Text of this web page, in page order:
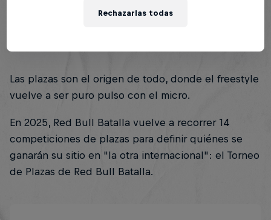
Las plazas son el origen de todo, donde el freestyle
vuelve a ser puro pulso con el micro.
En 2025, Red Bull Batalla vuelve a recorrer 14
competiciones de plazas para definir quiénes se
ganarán su sitio en "la otra internacional": el Torneo
de Plazas de Red Bull Batalla.
Rechazarlas todas